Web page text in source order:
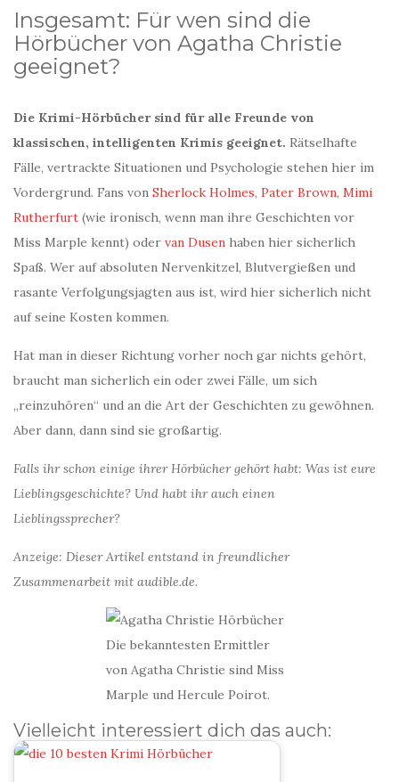
Insgesamt: Für wen sind die
Hörbücher von Agatha Christie
geeignet?
Die Krimi-Hörbücher sind für alle Freunde von
klassischen, intelligenten Krimis geeignet. Rätselhafte
Fälle, vertrackte Situationen und Psychologie stehen hier im
Vordergrund. Fans von Sherlock Holmes, Pater Brown, Mimi
Rutherfurt (wie ironisch, wenn man ihre Geschichten vor
Miss Marple kennt) oder van Dusen haben hier sicherlich
Spaß. Wer auf absoluten Nervenkitzel, Blutvergießen und
rasante Verfolgungsjagten aus ist, wird hier sicherlich nicht
auf seine Kosten kommen.
Hat man in dieser Richtung vorher noch gar nichts gehört,
braucht man sicherlich ein oder zwei Fälle, um sich
„reinzuhören“ und an die Art der Geschichten zu gewöhnen.
Aber dann, dann sind sie großartig.
Falls ihr schon einige ihrer Hörbücher gehört habt: Was ist eure
Lieblingsgeschichte? Und habt ihr auch einen
Lieblingssprecher?
Anzeige: Dieser Artikel entstand in freundlicher
Zusammenarbeit mit audible.de.
Die bekanntesten Ermittler
von Agatha Christie sind Miss
Marple und Hercule Poirot.
Vielleicht interessiert dich das auch: